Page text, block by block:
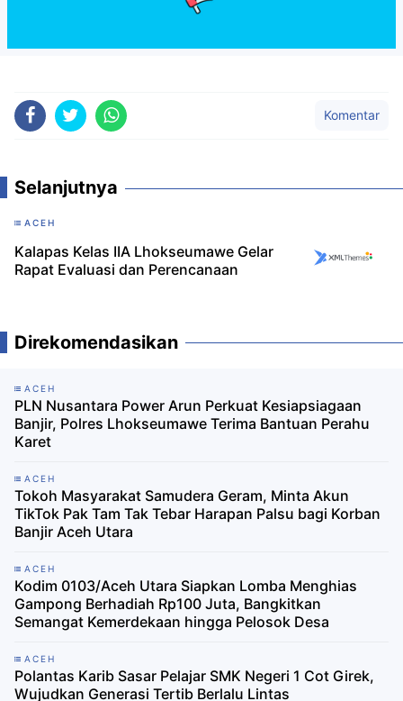
Komentar
Selanjutnya
ACEH
Kalapas Kelas IIA Lhokseumawe Gelar
Rapat Evaluasi dan Perencanaan
Direkomendasikan
ACEH
PLN Nusantara Power Arun Perkuat Kesiapsiagaan
Banjir, Polres Lhokseumawe Terima Bantuan Perahu
Karet
ACEH
Tokoh Masyarakat Samudera Geram, Minta Akun
TikTok Pak Tam Tak Tebar Harapan Palsu bagi Korban
Banjir Aceh Utara
ACEH
Kodim 0103/Aceh Utara Siapkan Lomba Menghias
Gampong Berhadiah Rp100 Juta, Bangkitkan
Semangat Kemerdekaan hingga Pelosok Desa
ACEH
Polantas Karib Sasar Pelajar SMK Negeri 1 Cot Girek,
Wujudkan Generasi Tertib Berlalu Lintas